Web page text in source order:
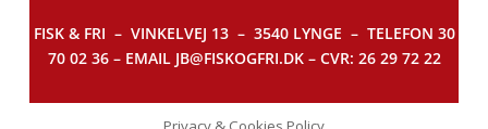
FISK & FRI – VINKELVEJ 13 – 3540 LYNGE – TELEFON 30
70 02 36 – EMAIL JB@FISKOGFRI.DK – CVR: 26 29 72 22